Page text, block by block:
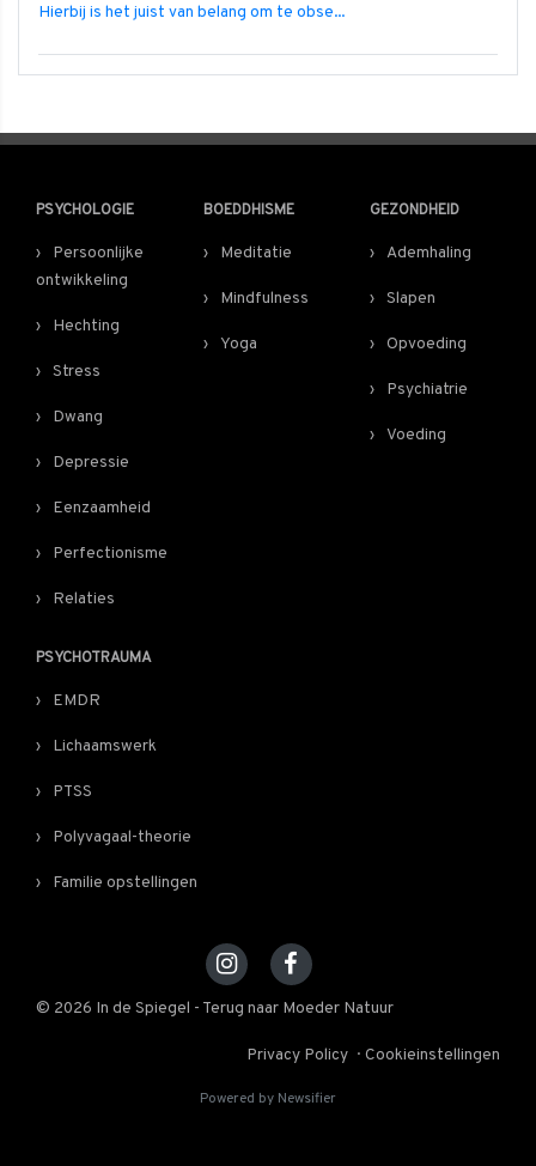
Hierbij is het juist van belang om te obse...
PSYCHOLOGIE
Persoonlijke
ontwikkeling
Hechting
Stress
Dwang
Depressie
Eenzaamheid
Perfectionisme
Relaties
BOEDDHISME
Meditatie
Mindfulness
Yoga
GEZONDHEID
Ademhaling
Slapen
Opvoeding
Psychiatrie
Voeding
PSYCHOTRAUMA
EMDR
Lichaamswerk
PTSS
Polyvagaal-theorie
Familie opstellingen
© 2026 In de Spiegel - Terug naar Moeder Natuur
Privacy Policy Cookieinstellingen
Powered by Newsifier